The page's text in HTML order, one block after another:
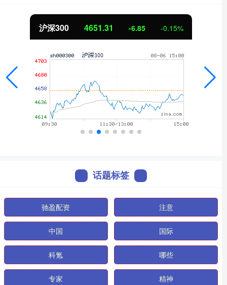
沪深300 4651.31 -6.85 -0.15%
话题标签
驰盈配资 注意
中国 国际
科氪 哪些
专家 精神